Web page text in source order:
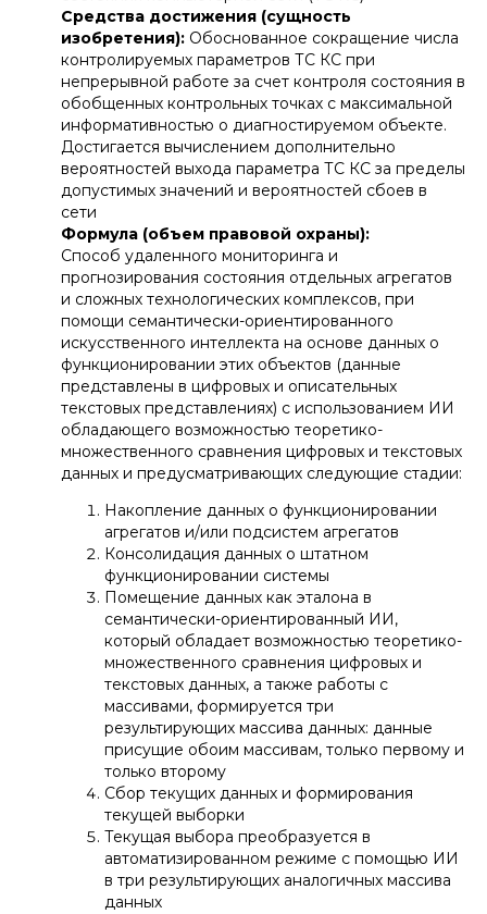
Средства достижения (сущность
изобретения): Обоснованное сокращение числа
контролируемых параметров ТС КС при
непрерывной работе за счет контроля состояния в
обобщенных контрольных точках с максимальной
информативностью о диагностируемом объекте.
Достигается вычислением дополнительно
вероятностей выхода параметра ТС КС за пределы
допустимых значений и вероятностей сбоев в
сети
Формула (объем правовой охраны):
Способ удаленного мониторинга и
прогнозирования состояния отдельных агрегатов
и сложных технологических комплексов, при
помощи семантически-ориентированного
искусственного интеллекта на основе данных о
функционировании этих объектов (данные
представлены в цифровых и описательных
текстовых представлениях) с использованием ИИ
обладающего возможностью теоретико-
множественного сравнения цифровых и текстовых
данных и предусматривающих следующие стадии:
Накопление данных о функционировании
агрегатов и/или подсистем агрегатов
Консолидация данных о штатном
функционировании системы
Помещение данных как эталона в
семантически-ориентированный ИИ,
который обладает возможностью теоретико-
множественного сравнения цифровых и
текстовых данных, а также работы с
массивами, формируется три
результирующих массива данных: данные
присущие обоим массивам, только первому и
только второму
Сбор текущих данных и формирования
текущей выборки
Текущая выбора преобразуется в
автоматизированном режиме с помощью ИИ
в три результирующих аналогичных массива
данных